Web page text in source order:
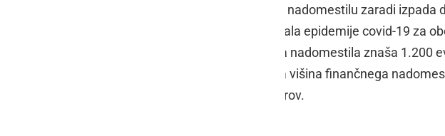
Vlada je sprejela Odlok o finančnem nadomestilu zaradi
krompirja zaradi posledic drugega vala epidemije covid-19 za
2021. Višina pavšalnega finančnega nadomestila znaša 1.200
jedilnega krompirja. Najvišja skupna višina finančnega
odloku, ne sme presegati 20.000 evrov.